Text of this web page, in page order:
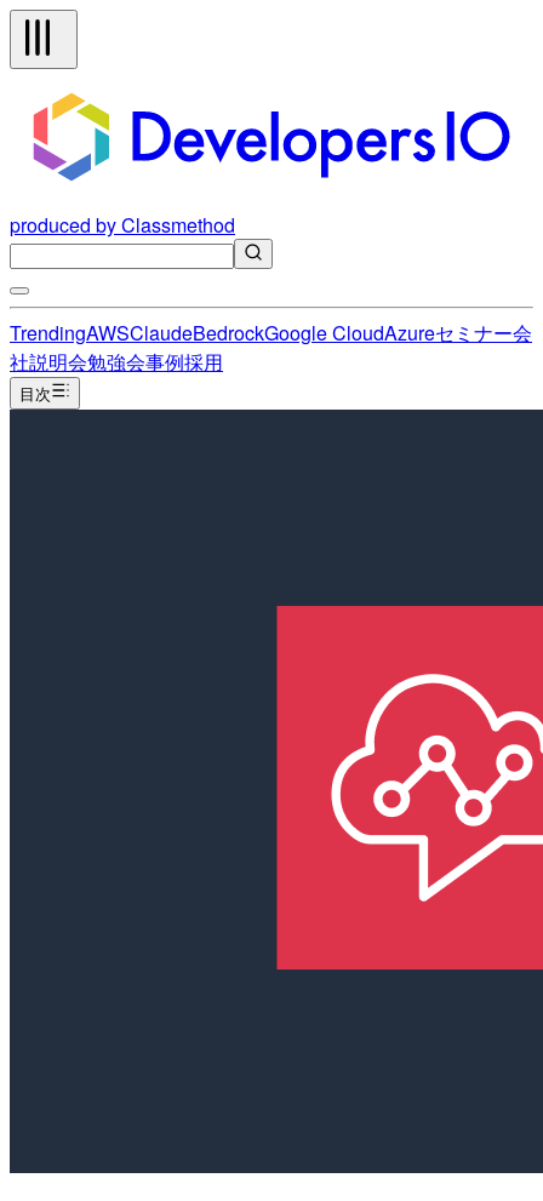
produced by Classmethod
TrendingAWSClaudeBedrockGoogle CloudAzureセミナー会
社説明会勉強会事例採用
目次